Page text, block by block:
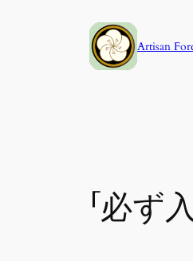
Artisan
「必